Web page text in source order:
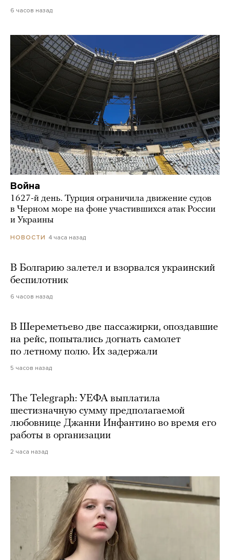
6 часов назад
Война
1627-й день. Турция ограничила движение судов
в Черном море на фоне участившихся атак России
и Украины
НОВОСТИ 4 часа назад
В Болгарию залетел и взорвался украинский
беспилотник
6 часов назад
В Шереметьево две пассажирки, опоздавшие
на рейс, попытались догнать самолет
по летному полю. Их задержали
5 часов назад
The Telegraph: УЕФА выплатила
шестизначную сумму предполагаемой
любовнице Джанни Инфантино во время его
работы в организации
2 часа назад